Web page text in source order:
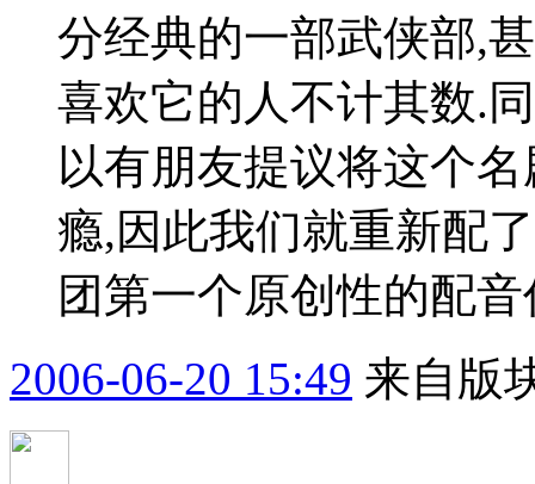
分经典的一部武侠部,
喜欢它的人不计其数.
以有朋友提议将这个
瘾,因此我们就重新配
团第一个原创性的配
2006-06-20 15:49 来自版